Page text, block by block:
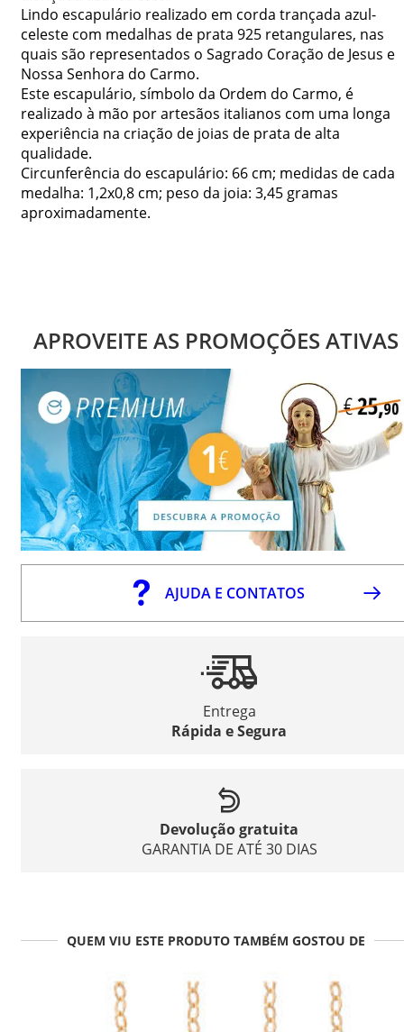
Lindo escapulário realizado em corda trançada azul-
celeste com medalhas de prata 925 retangulares, nas
quais são representados o Sagrado Coração de Jesus e
Nossa Senhora do Carmo.
Este escapulário, símbolo da Ordem do Carmo, é
realizado à mão por artesãos italianos com uma longa
experiência na criação de joias de prata de alta
qualidade.
Circunferência do escapulário: 66 cm; medidas de cada
medalha: 1,2x0,8 cm; peso da joia: 3,45 gramas
aproximadamente.
APROVEITE AS PROMOÇÕES ATIVAS
AJUDA E CONTATOS
Entrega
Rápida e Segura
Devolução gratuita
GARANTIA DE ATÉ 30 DIAS
QUEM VIU ESTE PRODUTO TAMBÉM GOSTOU DE